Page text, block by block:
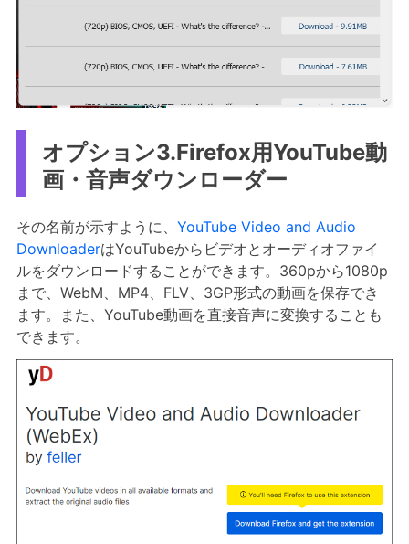
オプション3.Firefox用YouTube動
画・音声ダウンローダー
その名前が示すように、 YouTube Video and Audio
DownloaderはYouTubeからビデオとオーディオファイ
ルをダウンロードすることができます。360pから1080p
まで、WebM、MP4、FLV、3GP形式の動画を保存でき
ます。また、YouTube動画を直接音声に変換することも
できます。